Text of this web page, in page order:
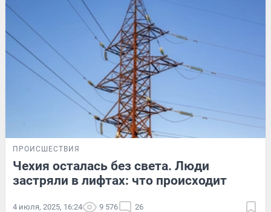
ПРОИСШЕСТВИЯ
Чехия осталась без света. Люди
застряли в лифтах: что происходит
4 июля, 2025, 16:24 9 576 26